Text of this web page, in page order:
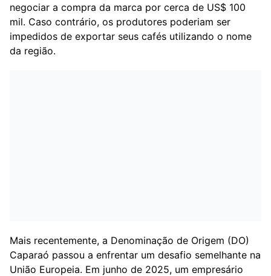
negociar a compra da marca por cerca de US$ 100
mil. Caso contrário, os produtores poderiam ser
impedidos de exportar seus cafés utilizando o nome
da região.
Mais recentemente, a Denominação de Origem (DO)
Caparaó passou a enfrentar um desafio semelhante na
União Europeia. Em junho de 2025, um empresário